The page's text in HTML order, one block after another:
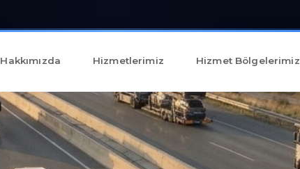
Hakkımızda Hizmetlerimiz Hizmet Bölgelerimiz